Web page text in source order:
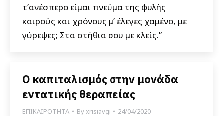
τ’ανέσπερο είμαι πνεύμα της φυλής
καιρούς και χρόνους μ’ έλεγες χαμένο, με
γύρεψες; Στα στήθια σου με κλείς.”
Ο καπιταλισμός στην μονάδα
εντατικής θεραπείας
ΕΠΙΚΑΙΡΟΤΗΤΑ Byxrisiavgi 24/04/2020